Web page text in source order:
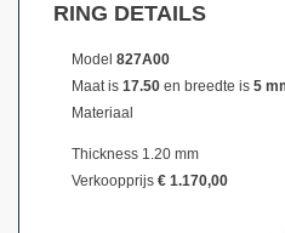
RING DETAILS
Model 827A00
Maat is 17.50 en breedte is 5
Materiaal
Thickness 1.20 mm
Verkoopprijs € 1.170,00